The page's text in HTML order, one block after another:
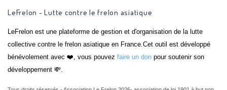
LeFrelon - Lutte contre le frelon asiatique
LeFrelon est une plateforme de gestion et d'organisation de la lutte
collective contre le frelon asiatique en France.Cet outil est développé
bénévolement avec ❤️, vous pouvez faire un don pour soutenir son
développement 💸.